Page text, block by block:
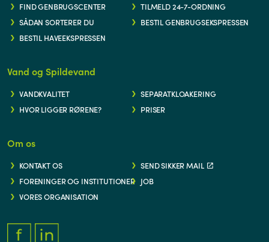
FIND GENBRUGSCENTER
TILMELD 24-7-ORDNING
SÅDAN SORTERER DU
BESTIL GENBRUGSEKSPRESSEN
BESTIL HAVEEKSPRESSEN
Vand og Spildevand
VANDKVALITET
SEPARATKLOAKERING
HVOR LIGGER RØRENE?
PRISER
Om os
KONTAKT OS
SEND SIKKER MAIL
FORENINGER OG INSTITUTIONER JOB
VORES ORGANISATION